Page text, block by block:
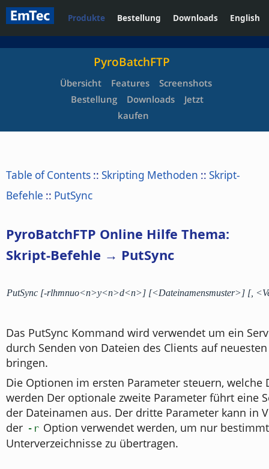
Produkte Bestellung Downloads English
PyroBatchFTP
Übersicht Features
Screenshots
Bestellung
Downloads
Jetzt
kaufen
Table of Contents :: Skripting Methoden :: Skript-
Befehle :: PutSync
PyroBatchFTP Online Hilfe Thema:
Skript-Befehle → PutSync
PutSync [-rlhmnuo<n>y<n>d<n>] [<Dateinamensmuster>] [,
Das PutSync Kommand wird verwendet um ein
durch Senden von Dateien des Clients auf
bringen.
Die Optionen im ersten Parameter steuern, welche
werden Der optionale zweite Parameter führt eine
der Dateinamen aus. Der dritte Parameter kann in
der -r Option verwendet werden, um nur
Unterverzeichnisse zu übertragen.